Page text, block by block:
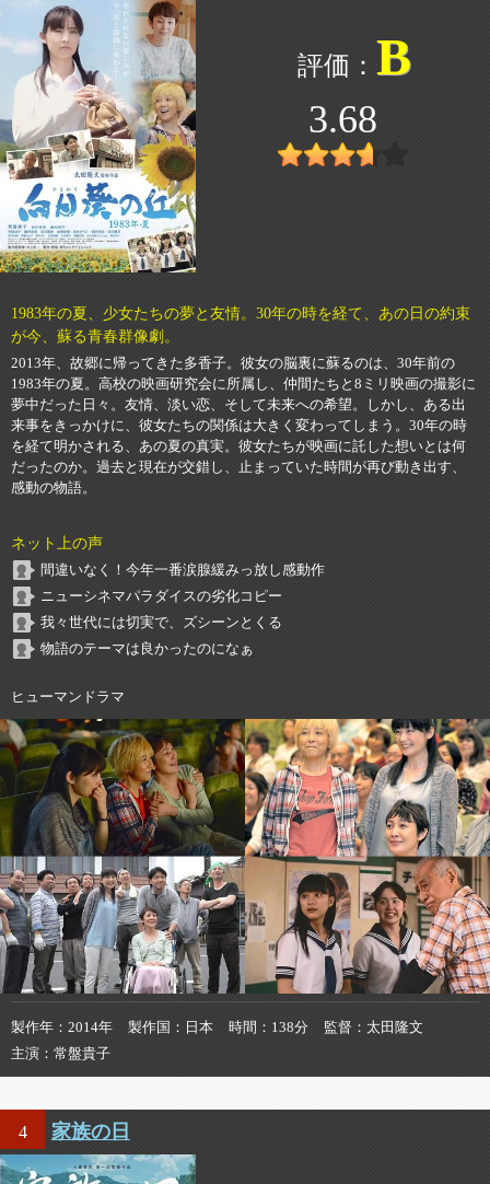
B
3.68
1983年の夏、少女たちの夢と友情。30年の時を経て、あの日の約束
が今、蘇る青春群像劇。
2013年、故郷に帰ってきた多香子。彼女の脳裏に蘇るのは、30年前の
1983年の夏。高校の映画研究会に所属し、仲間たちと8ミリ映画の撮影に
夢中だった日々。友情、淡い恋、そして未来への希望。しかし、ある出
来事をきっかけに、彼女たちの関係は大きく変わってしまう。30年の時
を経て明かされる、あの夏の真実。彼女たちが映画に託した想いとは何
だったのか。過去と現在が交錯し、止まっていた時間が再び動き出す、
感動の物語。
ネット上の声
間違いなく！今年一番涙腺緩みっ放し感動作
ニューシネマパラダイスの劣化コピー
我々世代には切実で、ズシーンとくる
物語のテーマは良かったのになぁ
ヒューマンドラマ
製作年 2014年 製作国 日本 時間 138分 監督
太田隆文
主演
常盤貴子
4 家族の日